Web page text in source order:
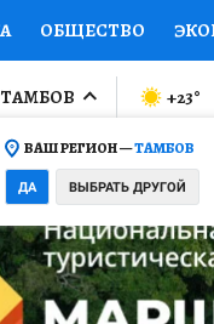
ОБЩЕСТВО
ОТКРЫВАЕМ МИР Я
СЕРИАЛЫ
КОЛЛЕКЦИИ
ТАМБОВ
ВАШ РЕГИОН —ТАМБОВ
ДА ВЫБРАТЬ ДРУГОЙ
+23°